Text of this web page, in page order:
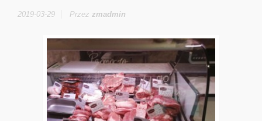
2019-03-29 Przez zmadmin